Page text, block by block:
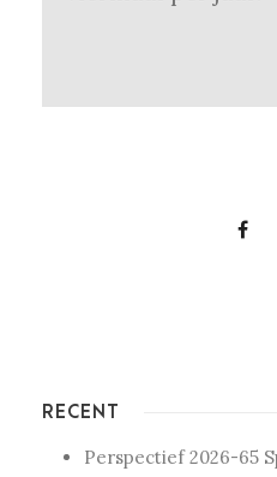
RECENT
Perspectief 2026-65